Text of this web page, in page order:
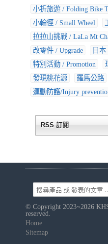
小折旅遊 / Folding Bike
小輪徑 / Small Wheel
拉拉山挑戰 / LaLa Mt
改零件 / Upgrade
日本
特別活動 / Promotion
發現桃花源
羅馬公路
運動防護/Injury
RSS 訂閱
© Copyright 2023~2026
reserved.
Home
Sitemap